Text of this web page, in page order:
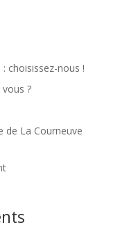
: choisissez-nous !
?
de La Courneuve